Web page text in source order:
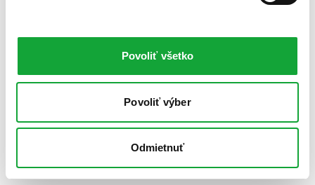
Povoliť všetko
Povoliť výber
Odmietnuť